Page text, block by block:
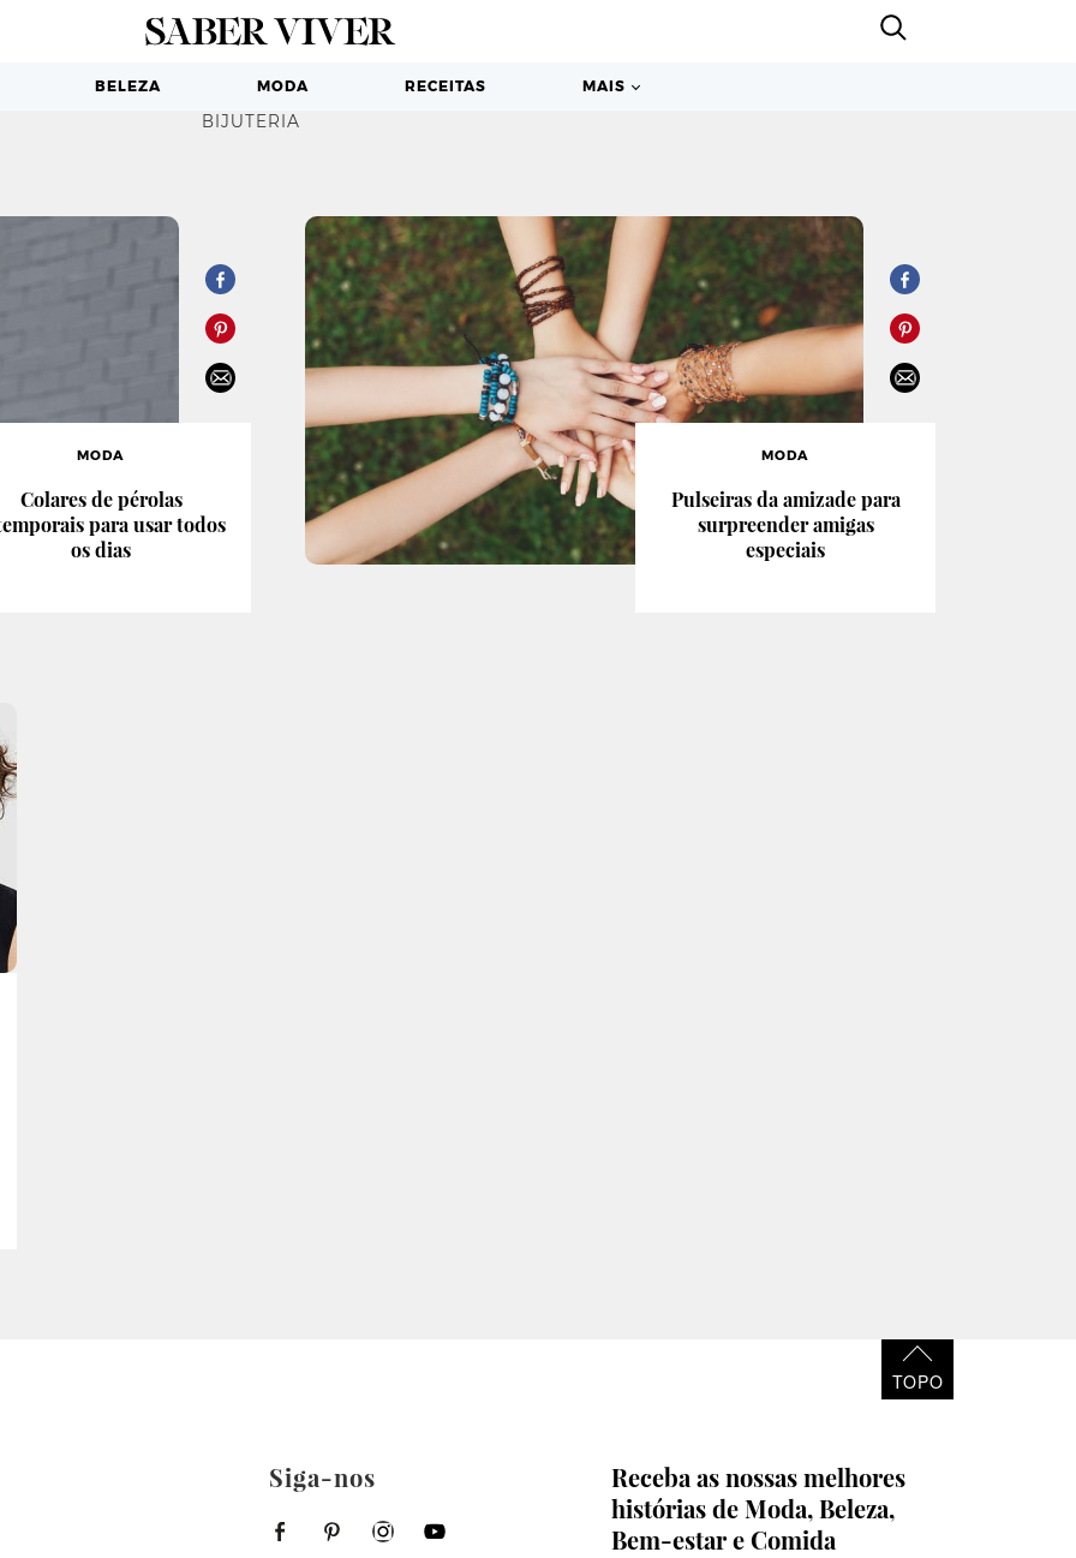
BELEZA MODA RECEITAS MAIS
BIJUTERIA
MODA
Colares de pérolas
para usar todos
os dias
MODA
Pulseiras da amizade para
surpreender amigas
especiais
TOPO
Siga-nos
Receba as nossas melhores
histórias de Moda, Beleza,
Bem-estar e Comida